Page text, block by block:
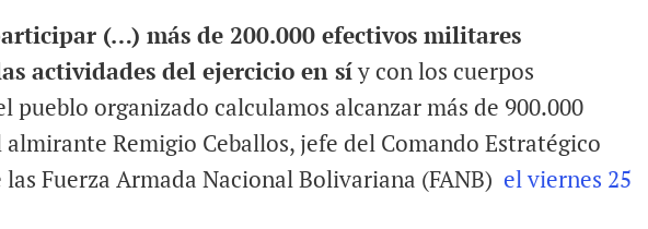
(…) más de 200.000 efectivos militares
actividades del ejercicio en síy con los cuerpos
pueblo organizado calculamos alcanzar más de 900.000
Remigio Ceballos, jefe del Comando Estratégico
las Fuerza Armada Nacional Bolivariana (FANB)el viernes 25